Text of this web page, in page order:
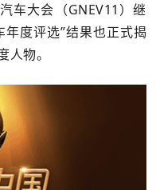
车大会（GNEV11）继
度评选”结果也正式揭
人物。